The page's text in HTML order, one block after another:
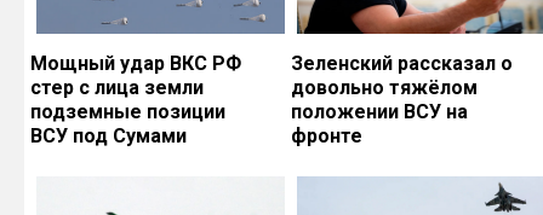
Мощный удар ВКС РФ
стер с лица земли
подземные позиции
ВСУ под Сумами
Зеленский рассказал о
довольно тяжёлом
положении ВСУ на
фронте